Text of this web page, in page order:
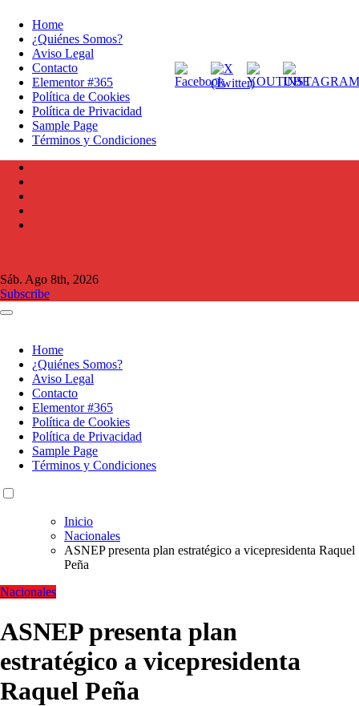
Home
¿Quiénes Somos?
Aviso Legal
Contacto
Elementor #365
Política de Cookies
Política de Privacidad
Sample Page
Términos y Condiciones
Sáb. Ago 8th, 2026
Subscribe
Home
¿Quiénes Somos?
Aviso Legal
Contacto
Elementor #365
Política de Cookies
Política de Privacidad
Sample Page
Términos y Condiciones
Inicio
Nacionales
ASNEP presenta plan estratégico a vicepresidenta Raquel
Peña
Nacionales
ASNEP presenta plan
estratégico a vicepresidenta
Raquel Peña